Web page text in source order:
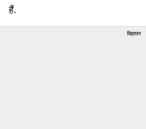
हैं.
विज्ञापन